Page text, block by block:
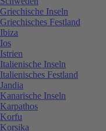
Griechische Inseln
Griechisches Festland
Ibiza
Ios
Istrien
Italienische Inseln
Italienisches Festland
Jandia
Kanarische Inseln
Karpathos
Korfu
Korsika